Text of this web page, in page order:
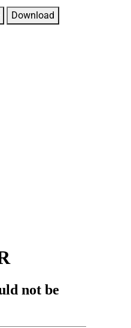
Download